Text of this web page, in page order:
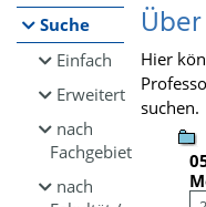
Suche
Einfach
Erweitert
nach
Fachgebiet
nach
Hier
suchen.